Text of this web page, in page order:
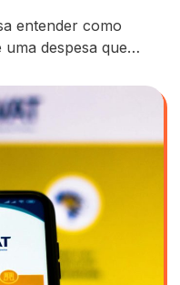
entender como
despesa que
é essencial contar
que os
alturas. É mais